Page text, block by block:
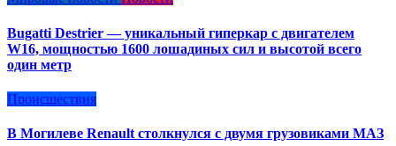
Bugatti Destrier — уникальный гиперкар с двигателем
W16, мощностью 1600 лошадиных сил и высотой всего
один метр
Происшествия
В Могилеве Renault столкнулся с двумя грузовиками МАЗ